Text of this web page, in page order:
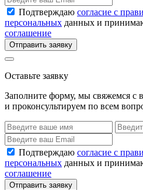
Подтверждаю согласие с
персональных данных и
соглашение
Отправить заявку
Оставьте заявку
Заполните форму, мы свяжемся с
и проконсультируем по всем
Подтверждаю согласие с
персональных данных и
соглашение
Отправить заявку